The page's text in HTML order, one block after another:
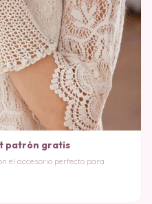
patrón gratis
el accesorio perfecto para